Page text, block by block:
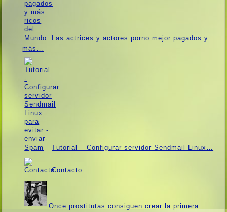
Las actrices y actores porno mejor pagados y
más…
Tutorial – Configurar servidor Sendmail Linux…
Contacto
Once prostitutas consiguen crear la primera…